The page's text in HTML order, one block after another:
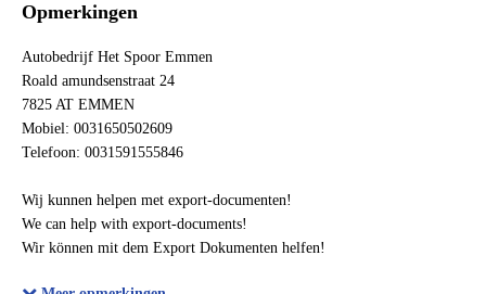
Max. trekgewicht ongeremd
Gecombineerd verbruik
Verbruik snelweg
CO₂-emissie
BTW verrekenbaar
Nee (margeregeling)
Bijtellingspercentage
25%
Bekleding
Leder
Opmerkingen
Autobedrijf Het Spoor Emmen
Roald amundsenstraat 24
7825 AT EMMEN
Mobiel: 0031650502609
Telefoon: 0031591555846
Wij kunnen helpen met export-documenten!
We can help with export-documents!
Wir können mit dem Export Dokumenten helfen!